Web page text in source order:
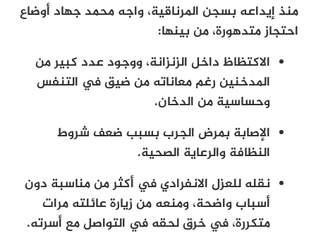
منذ إيداعه بسجن المرناقية، واجه محمد جهاد أوضاع
احتجاز متدهورة، من بينها:
الاكتظاظ داخل الزنزانة، ووجود عدد كبير من
المدخنين رغم معاناته من ضيق في التنفس
وحساسية من الدخان.
الإصابة بمرض الجرب بسبب ضعف شروط
النظافة والرعاية الصحية.
نقله للعزل الانفرادي في أكثر من مناسبة دون
أسباب واضحة، ومنعه من زيارة عائلته مرات
متكررة، في خرق لحقه في التواصل مع أسرته.